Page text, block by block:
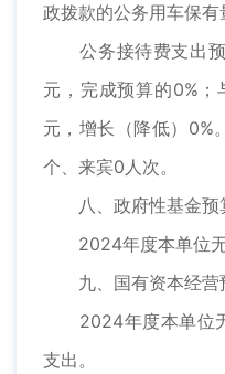
政拨款的公务用车保有
公务接待费支出预
元，完成预算的0%
元，增长（降低）0%
个、来宾0人次。
八、政府性基金预
2024年度本单位无
九、国有资本经营
2024年度本单位无
支出。